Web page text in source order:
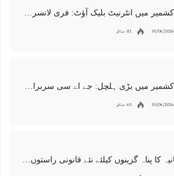
آزاد کشمیر میں انٹرنیٹ بلیک آؤٹ: فری لانسرز کا معاشی قتل، احتجاج شروع
30/06/2026 81 مناظر
آزاد کشمیر میں بڑی ہلچل: جے اے سی سربراہ شوکت نواز میر کی گرفتاری، دھرنا جاری
30/06/2026 60 مناظر
برطانیہ کا پناہ گزینوں کیلئے نئے قانونی راستوں اور اسپانسر شپ نظام کا اعلان